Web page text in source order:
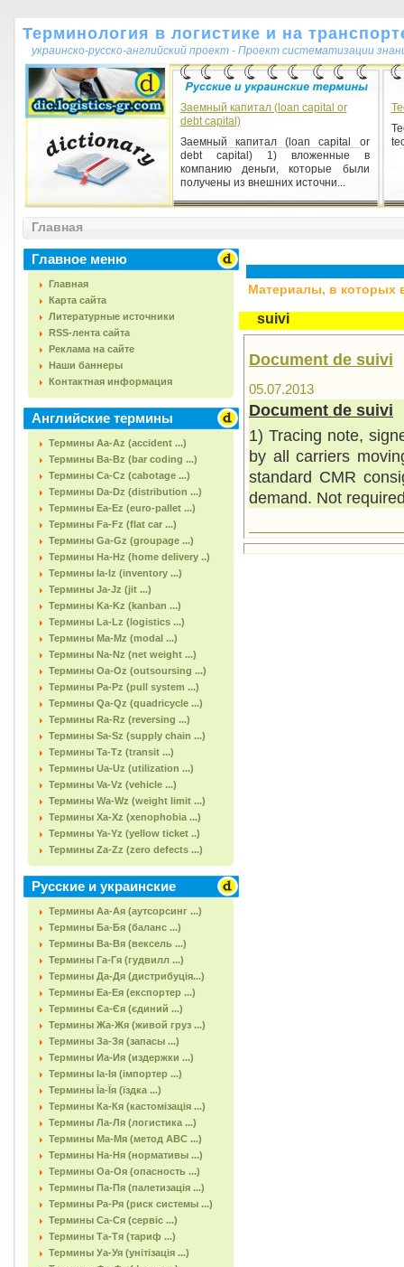
Терминология в логистике и на
украинско-русско-английский проект - Проект систематизации
Заемный капитал (loan capital or
debt capital)
Заемный капитал (loan capital or
debt capital) 1) вложенные в
компанию деньги, которые были
получены из внешних источни...
Главная
Главное меню
Главная
Карта сайта
Литературные источники
RSS-лента сайта
Реклама на сайте
Наши баннеры
Контактная информация
Английские термины
Термины Aa-Az (accident ...)
Термины Ba-Bz (bar coding ...)
Термины Ca-Cz (cabotage ...)
Термины Da-Dz (distribution ...)
Термины Ea-Ez (euro-pallet ...)
Термины Fa-Fz (flat car ...)
Термины Ga-Gz (groupage ...)
Термины Ha-Hz (home delivery ..)
Термины Ia-Iz (inventory ...)
Термины Ja-Jz (jit ...)
Термины Ka-Kz (kanban ...)
Термины La-Lz (logistics ...)
Термины Ma-Mz (modal ...)
Термины Na-Nz (net weight ...)
Термины Oa-Oz (outsoursing ...)
Термины Pa-Pz (pull system ...)
Термины Qa-Qz (quadricycle ...)
Термины Ra-Rz (reversing ...)
Термины Sa-Sz (supply chain ...)
Термины Ta-Tz (transit ...)
Термины Ua-Uz (utilization ...)
Термины Va-Vz (vehicle ...)
Термины Wa-Wz (weight limit ...)
Термины Xa-Xz (xenophobia ...)
Термины Ya-Yz (yellow ticket ..)
Термины Za-Zz (zero defects ...)
Русские и украинские
Термины Аа-Ая (аутсорсинг ...)
Термины Ба-Бя (баланс ...)
Термины Ва-Вя (вексель ...)
Термины Га-Гя (гудвилл ...)
Термины Да-Дя (дистрибуція...)
Термины Еа-Ея (експортер ...)
Термины Єа-Єя (єдиний ...)
Термины Жа-Жя (живой груз ...)
Термины За-Зя (запасы ...)
Термины Иа-Ия (издержки ...)
Термины Іа-Ія (імпортер ...)
Термины Їа-Їя (їздка ...)
Термины Ка-Кя (кастомізація ...)
Термины Ла-Ля (логистика ...)
Термины Ма-Мя (метод АВС ...)
Термины На-Ня (нормативы ...)
Термины Оа-Оя (опасность ...)
Термины Па-Пя (палетизація ...)
Термины Ра-Ря (риск системы ...)
Термины Са-Ся (сервіс ...)
Термины Та-Тя (тариф ...)
Термины Уа-Уя (унітізація ...)
Материалы, в которых
suivi
Document de suivi
05.07.2013
Document de suivi
1) Tracing note,
by all carriers
standard CMR
demand. Not